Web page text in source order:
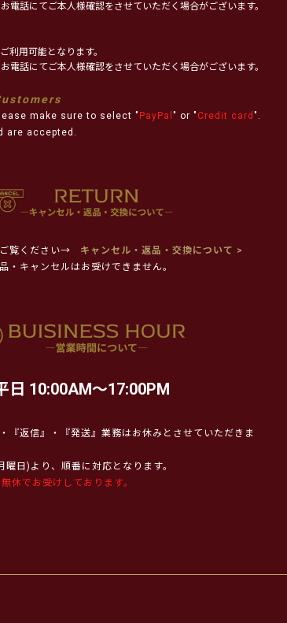
電話にてご本人様確認をさせていただく場合がございます。
利用可能となります。
電話にてご本人様確認をさせていただく場合がございます。
make sure to select " PayPal " or " Credit card ".
are accepted.
覧ください→
キャンセル・返品・交換について >
・キャンセルはお受けできません。
日 10:00AM～17:00PM
『返信』・『発送』業務はお休みとさせていただきま
日)より、順番に対応となります。
休でお受けしております。